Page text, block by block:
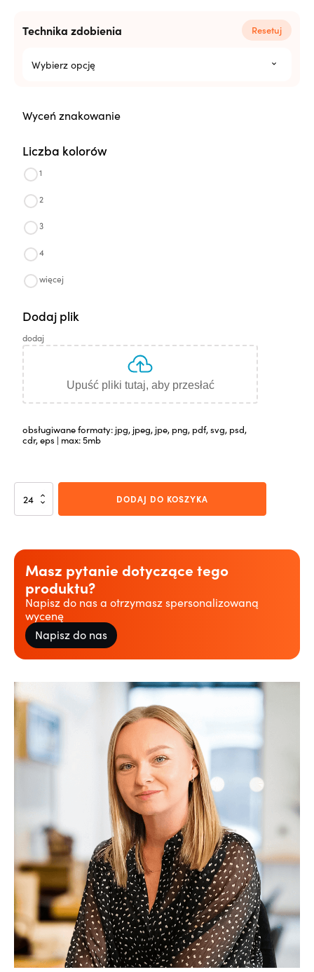
Technika zdobienia Resetuj
Wybierz opcję
Wyceń znakowanie
Liczba kolorów
1
2
3
4
więcej
Dodaj plik
dodaj
Upuść pliki tutaj, aby przesłać
obsługiwane formaty: jpg, jpeg, jpe, png, pdf, svg, psd,
cdr, eps | max: 5mb
ilość
ml
bezbarwny
DODAJ DO KOSZYKA
Masz pytanie dotyczące tego
produktu?
Napisz do nas a otrzymasz spersonalizowaną
wycenę
Napisz do nas